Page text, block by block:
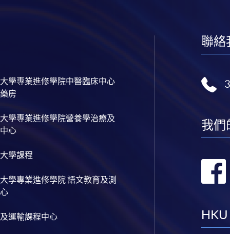
學專業進修學院中醫臨床中心
房
學專業進修學院營養學治療及
心
學課程
學專業進修學院 語文教育及測
運輸課程中心
聯絡
我們
HKU